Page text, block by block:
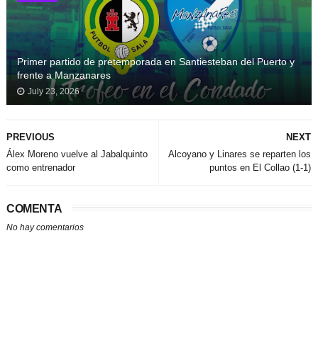
Primer partido de pretemporada en Santiesteban del Puerto y
frente a Manzanares
July 23, 2026
NEXT
Alcoyano y Linares se reparten los
puntos en El Collao (1-1)
PREVIOUS
Álex Moreno vuelve al Jabalquinto
como entrenador
COMENTA
No hay comentarios